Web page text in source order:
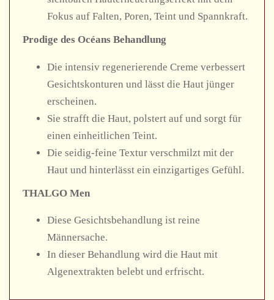
Fokus auf Falten, Poren, Teint und Spannkraft.
Prodige des Océans Behandlung
Die intensiv regenerierende Creme verbessert
Gesichtskonturen und lässt die Haut jünger
erscheinen.
Sie strafft die Haut, polstert auf und sorgt für
einen einheitlichen Teint.
Die seidig-feine Textur verschmilzt mit der
Haut und hinterlässt ein einzigartiges Gefühl.
THALGO Men
Diese Gesichtsbehandlung ist reine
Männersache.
In dieser Behandlung wird die Haut mit
Algenextrakten belebt und erfrischt.